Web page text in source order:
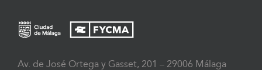
Av. de José Ortega y Gasset, 201 – 29006 Málaga